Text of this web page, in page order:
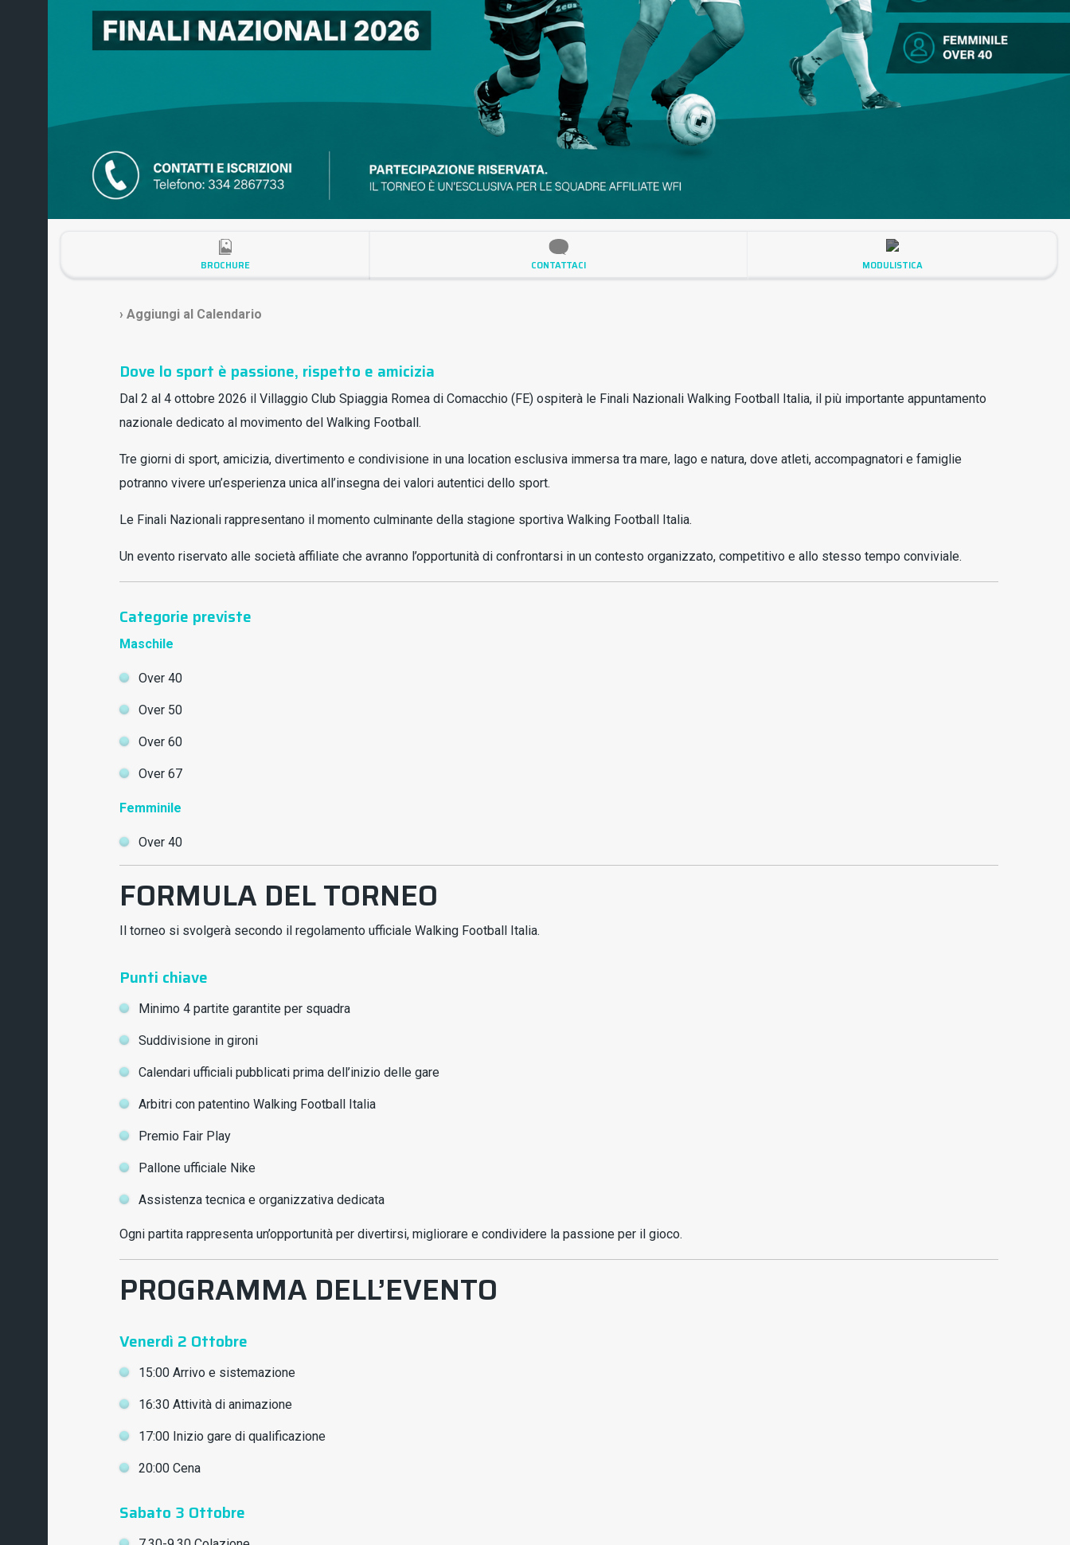
BROCHURE MODULISTICA
CONTATTACI
› Aggiungi al Calendario
Dove lo sport è passione, rispetto e amicizia
Dal 2 al 4 ottobre 2026 il Villaggio Club Spiaggia Romea di Comacchio (FE) ospiterà le Finali Nazionali Walking Football Italia, il più importante appuntamento
nazionale dedicato al movimento del Walking Football.
Tre giorni di sport, amicizia, divertimento e condivisione in una location esclusiva immersa tra mare, lago e natura, dove atleti, accompagnatori e famiglie
potranno vivere un’esperienza unica all’insegna dei valori autentici dello sport.
Le Finali Nazionali rappresentano il momento culminante della stagione sportiva Walking Football Italia.
Un evento riservato alle società affiliate che avranno l’opportunità di confrontarsi in un contesto organizzato, competitivo e allo stesso tempo conviviale.
Categorie previste
Maschile
Over 40
Over 50
Over 60
Over 67
Femminile
Over 40
FORMULA DEL TORNEO
Il torneo si svolgerà secondo il regolamento ufficiale Walking Football Italia.
Punti chiave
Minimo 4 partite garantite per squadra
Suddivisione in gironi
Calendari ufficiali pubblicati prima dell’inizio delle gare
Arbitri con patentino Walking Football Italia
Premio Fair Play
Pallone ufficiale Nike
Assistenza tecnica e organizzativa dedicata
Ogni partita rappresenta un’opportunità per divertirsi, migliorare e condividere la passione per il gioco.
PROGRAMMA DELL’EVENTO
Venerdì 2 Ottobre
15:00 Arrivo e sistemazione
16:30 Attività di animazione
17:00 Inizio gare di qualificazione
20:00 Cena
Sabato 3 Ottobre